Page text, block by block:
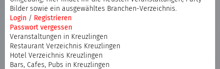
Bilder sowie ein ausgewähltes Branchen-Verzeichnis.
Login / Registrieren
Passwort vergessen
Veranstaltungen in Kreuzlingen
Restaurant Verzeichnis Kreuzlingen
Hotel Verzeichnis Kreuzlingen
Bars, Cafes, Pubs in Kreuzlingen